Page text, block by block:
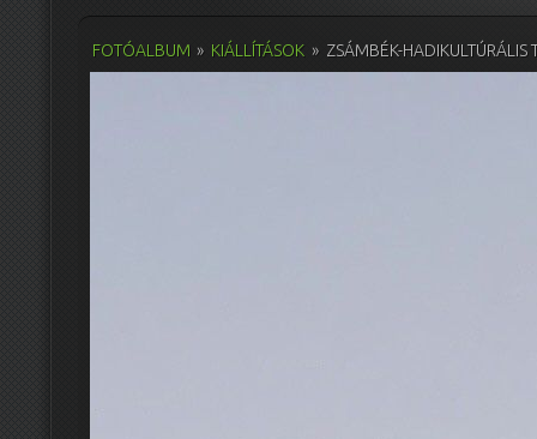
FOTÓALBUM » KIÁLLÍTÁSOK » ZSÁMBÉK-